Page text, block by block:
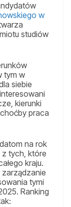
w
studiów
tym w
siebie
kierunki
praca
na rok
tych, które
kraju.
zarządzanie
tymi
Ranking